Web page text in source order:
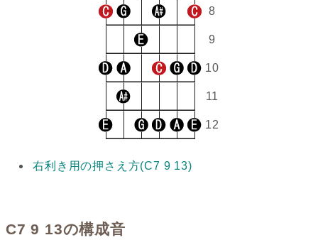
8
9
10
11
12
右利き用の押さえ方(C7 9 13)
C7 9 13の構成音